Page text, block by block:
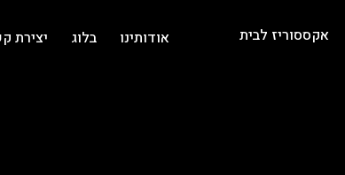
אקססוריז לבית
אודותינו בלוג יצירת